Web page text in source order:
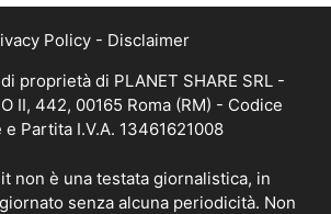
Policy- Disclaimer
proprietà di PLANET SHARE SRL -
II, 442, 00165 Roma (RM) - Codice
e Partita I.V.A. 13461621008
non è una testata giornalistica, in
senza alcuna periodicità. Non